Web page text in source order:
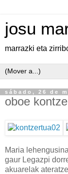
josu
marrazki eta
sábado, 26 de
oboe
Maria
gaur Legazpi
akuarelak